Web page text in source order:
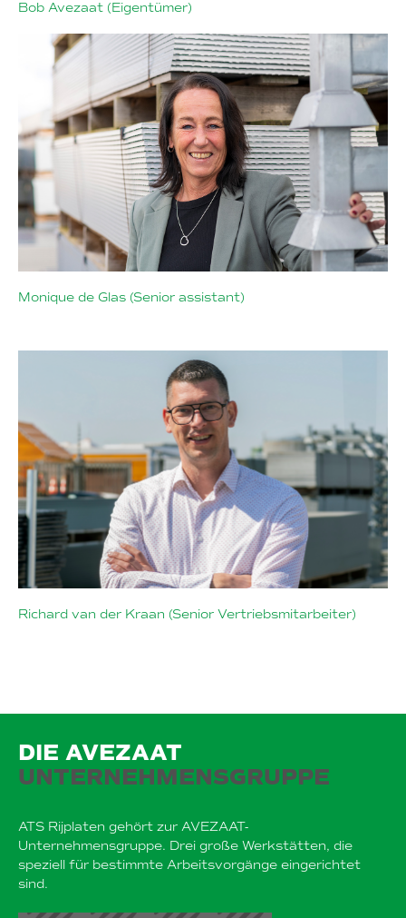
Bob Avezaat (Eigentümer)
Monique de Glas (Senior assistant)
Richard van der Kraan (Senior Vertriebsmitarbeiter)
DIE AVEZAAT
UNTERNEHMENSGRUPPE
ATS Rijplaten gehört zur AVEZAAT-
Unternehmensgruppe. Drei große Werkstätten, die
speziell für bestimmte Arbeitsvorgänge eingerichtet
sind.